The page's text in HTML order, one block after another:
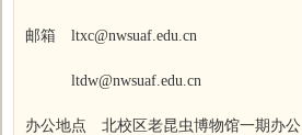
邮箱 ltxc@nwsuaf.edu.cn
ltdw@nwsuaf.edu.cn
办公地点 北校区老昆虫博物馆一期办公